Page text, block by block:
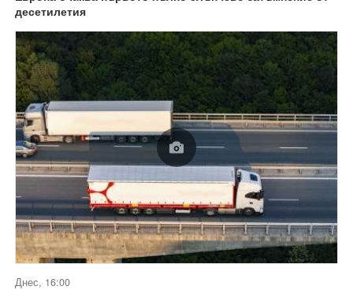
десетилетия
Днес, 16:00